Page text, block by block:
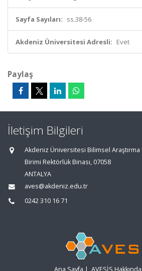
Sayfa Sayıları: ss.38-56
Akdeniz Üniversitesi Adresli: Evet
Paylaş
İletişim Bilgileri
Akdeniz Üniversitesi Bilimsel
Birimi Rektörlük Binası, 07058
ANTALYA
aves@akdeniz.edu.tr
0242 310 16 71
Ana Sayfa | AVESİS Hakkında